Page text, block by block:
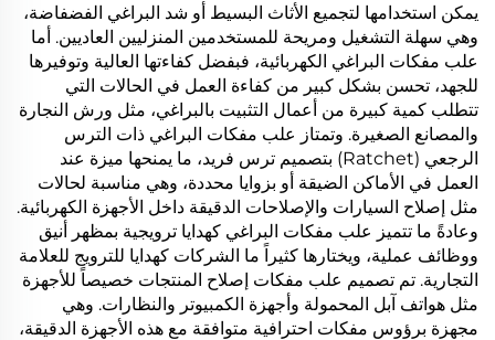
يمكن استخدامها لتجميع الأثاث البسيط أو شد البراغي الفضفاضة،
وهي سهلة التشغيل ومريحة للمستخدمين المنزليين العاديين. أما
علب مفكات البراغي الكهربائية، فبفضل كفاءتها العالية وتوفيرها
للجهد، تحسن بشكل كبير من كفاءة العمل في الحالات التي
تتطلب كمية كبيرة من أعمال التثبيت بالبراغي، مثل ورش النجارة
والمصانع الصغيرة. وتمتاز علب مفكات البراغي ذات الترس
الرجعي (Ratchet) بتصميم ترس فريد، ما يمنحها ميزة عند
العمل في الأماكن الضيقة أو بزوايا محددة، وهي مناسبة لحالات
مثل إصلاح السيارات والإصلاحات الدقيقة داخل الأجهزة الكهربائية.
وعادةً ما تتميز علب مفكات البراغي كهدايا ترويجية بمظهر أنيق
ووظائف عملية، ويختارها كثيراً ما الشركات كهدايا للترويج للعلامة
التجارية. تم تصميم علب مفكات إصلاح المنتجات خصيصاً للأجهزة
مثل هواتف آبل المحمولة وأجهزة الكمبيوتر والنظارات. وهي
مجهزة برؤوس مفكات احترافية متوافقة مع هذه الأجهزة الدقيقة،